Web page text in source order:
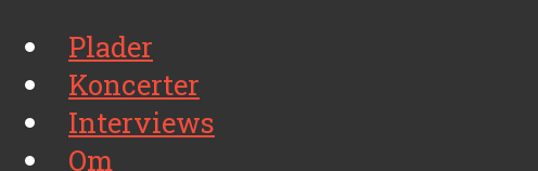
Plader
Koncerter
Interviews
Om